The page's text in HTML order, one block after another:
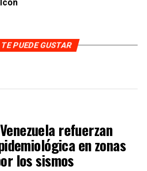
TE PUEDE GUSTAR
refuerzan
en zonas
los sismos